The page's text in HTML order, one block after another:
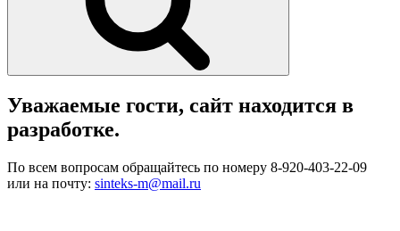
Уважаемые гости, сайт находится в
разработке.
По всем вопросам обращайтесь по номеру 8-920-403-22-09
или на почту: sinteks-m@mail.ru